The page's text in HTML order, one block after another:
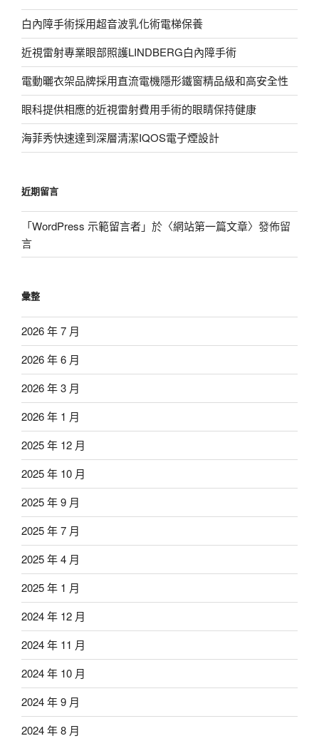
白內障手術採用超音波乳化術電梯保養
近視雷射專業眼部照護LINDBERG白內障手術
電動曬衣架品牌採用直流電機隱形鐵窗精品級和高安全性
眼科提供相應的近視雷射費用手術的眼睛保持健康
海菲秀快速達到深層清潔IQOS電子煙設計
近期留言
「WordPress 示範留言者」於〈網站第一篇文章〉發佈留
言
彙整
2026 年 7 月
2026 年 6 月
2026 年 3 月
2026 年 1 月
2025 年 12 月
2025 年 10 月
2025 年 9 月
2025 年 7 月
2025 年 4 月
2025 年 1 月
2024 年 12 月
2024 年 11 月
2024 年 10 月
2024 年 9 月
2024 年 8 月